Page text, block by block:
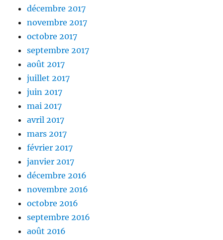
décembre 2017
novembre 2017
octobre 2017
septembre 2017
août 2017
juillet 2017
juin 2017
mai 2017
avril 2017
mars 2017
février 2017
janvier 2017
décembre 2016
novembre 2016
octobre 2016
septembre 2016
août 2016